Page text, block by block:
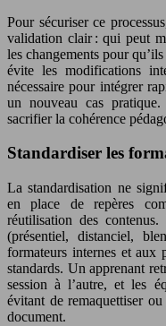
Pour sécuriser ce
validation clair : qui peut
les changements pour
évite les modifications
nécessaire pour intégrer
un nouveau cas
sacrifier la cohérence
Standardiser les
La standardisation ne
en place de repères
réutilisation des
(présentiel, distanciel,
formateurs internes et aux
standards. Un apprenant
session à l’autre, et les
évitant de remaquettiser
document.